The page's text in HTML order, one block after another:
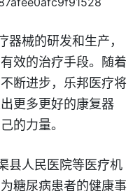
械的研发和生产，
效的治疗手段。随着
断进步，乐邦医疗将
更多更好的康复器
的力量。
人民医院等医疗机
糖尿病患者的健康事